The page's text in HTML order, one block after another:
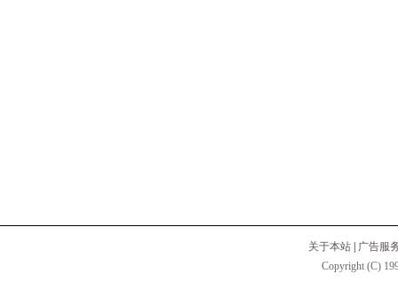
关于本站
广告服
Copyright (C)